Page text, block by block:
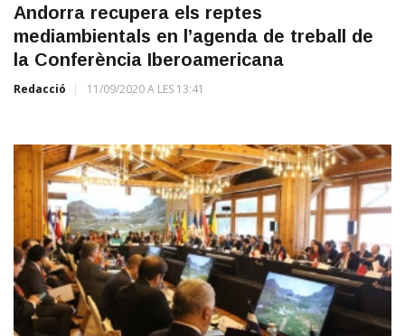
Andorra recupera els reptes
mediambientals en l’agenda de treball de
la Conferència Iberoamericana
Redacció 11/09/2020 A LES 13:41